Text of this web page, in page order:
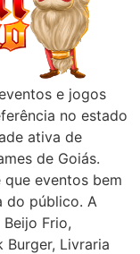
e jogos
no estado
ativa de
de Goiás.
eventos bem
do público. A
Frio,
Burger, Livraria